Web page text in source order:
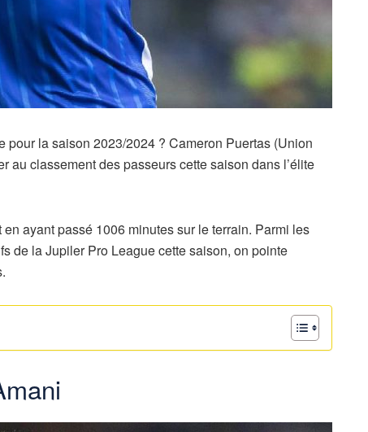
la saison 2023/2024 ? Cameron Puertas (Union
classement des passeurs cette saison dans l’élite
ayant passé 1006 minutes sur le terrain. Parmi les
de la Jupiler Pro League cette saison, on pointe